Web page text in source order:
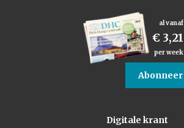
al vanaf
€ 3,21
per week
Abonneer
Digitale krant